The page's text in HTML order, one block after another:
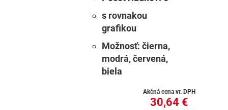
s rovnakou
grafikou
Možnosť: čierna,
modrá, červená,
biela
Akčná cena vr. DPH
30,64 €